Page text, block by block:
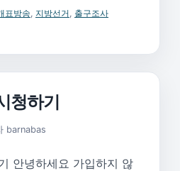
표방송, 지방선거, 출구조사
청하기
4월 28일
barnabas
안녕하세요 가입하지 않